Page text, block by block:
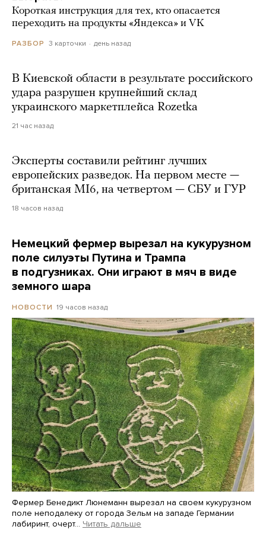
Короткая инструкция для тех, кто опасается
переходить на продукты «Яндекса» и VK
РАЗБОР 3 карточки день назад
В Киевской области в результате российского
удара разрушен крупнейший склад
украинского маркетплейса Rozetka
21 час назад
Эксперты составили рейтинг лучших
европейских разведок. На первом месте —
британская MI6, на четвертом — СБУ и ГУР
18 часов назад
Немецкий фермер вырезал на кукурузном
поле силуэты Путина и Трампа
в подгузниках. Они играют в мяч в виде
земного шара
НОВОСТИ 19 часов назад
Фермер Бенедикт Люнеманн вырезал на своем кукурузном
поле неподалеку от города Зельм на западе Германии
лабиринт, очерт… Читать дальше